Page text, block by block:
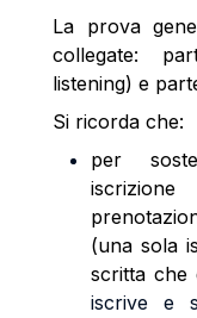
La prova
collegate:
listening) e
Si ricorda che:
per
(una sola
scritta che
iscrive e